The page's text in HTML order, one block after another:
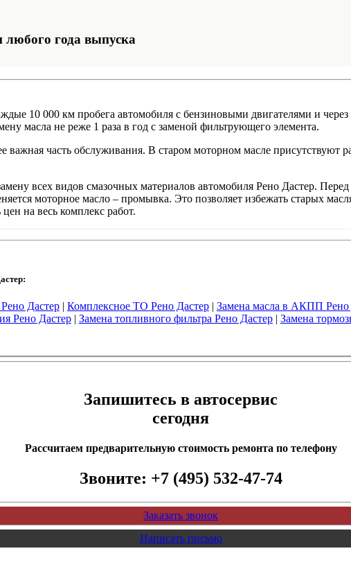
года выпуска
10 000 км пробега автомобиля с бензиновыми двигателями и
масла не реже 1 раза в год с заменой фильтрующего элемента.
важная часть обслуживания. В старом моторном масле присутствуют
всех видов смазочных материалов автомобиля Рено Дастер.
моторное масло – промывка. Это позволяет избежать старых
на весь комплекс работ.
Дастер| Комплексное ТО Рено Дастер| Замена масла в АКПП Рено
Рено Дастер| Замена топливного фильтра Рено Дастер| Замена
Запишитесь в автосервис
сегодня
Рассчитаем предварительную стоимость ремонта по телефону
Звоните: +7 (495) 532-47-74
Заказать звонок
Написать письмо